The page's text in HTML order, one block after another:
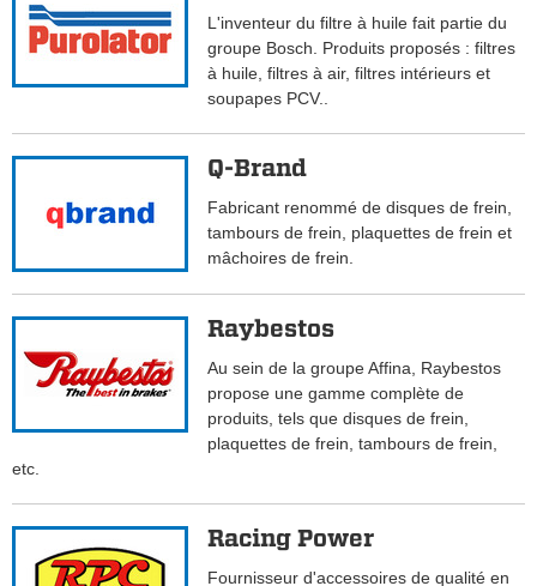
L'inventeur du filtre à huile fait partie du
groupe Bosch. Produits proposés : filtres
à huile, filtres à air, filtres intérieurs et
soupapes PCV..
Q-Brand
Fabricant renommé de disques de frein,
tambours de frein, plaquettes de frein et
mâchoires de frein.
Raybestos
Au sein de la groupe Affina, Raybestos
propose une gamme complète de
produits, tels que disques de frein,
plaquettes de frein, tambours de frein,
etc.
Racing Power
Fournisseur d'accessoires de qualité en